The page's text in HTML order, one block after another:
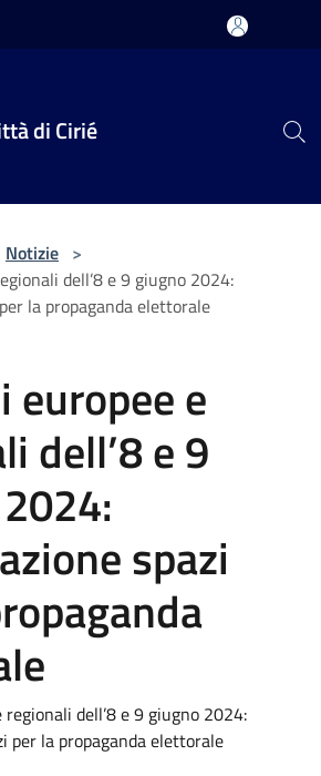
di Cirié
Notizie >
dell’8 e 9 giugno 2024:
la propaganda elettorale
europee e
dell’8 e 9
spazi
dell’8 e 9 giugno 2024:
per la propaganda elettorale